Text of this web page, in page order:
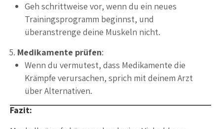
Geh schrittweise vor, wenn du ein neues
Trainingsprogramm beginnst, und
überanstrenge deine Muskeln nicht.
Medikamente prüfen:
Wenn du vermutest, dass Medikamente die
Krämpfe verursachen, sprich mit deinem Arzt
über Alternativen.
Fazit: